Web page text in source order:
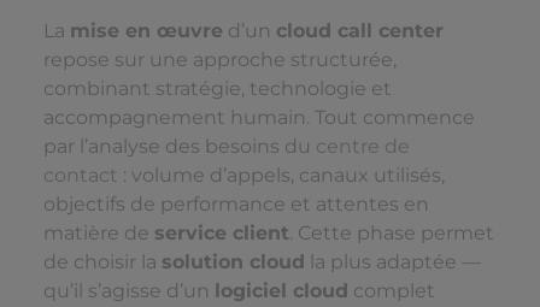
La mise en œuvre d’un cloud call center
repose sur une approche structurée,
combinant stratégie, technologie et
accompagnement humain. Tout commence
par l’analyse des besoins du centre de
contact : volume d’appels, canaux utilisés,
objectifs de performance et attentes en
matière de service client. Cette phase permet
de choisir la solution cloud
la plus adaptée —
qu’il s’agisse d’un
logiciel cloud complet